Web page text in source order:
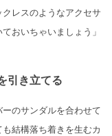
レスのようなアクセサ
おいちゃいましょう 」
引き立てる
ーのサンダルを合わせて
結構落ち着きを生むカ